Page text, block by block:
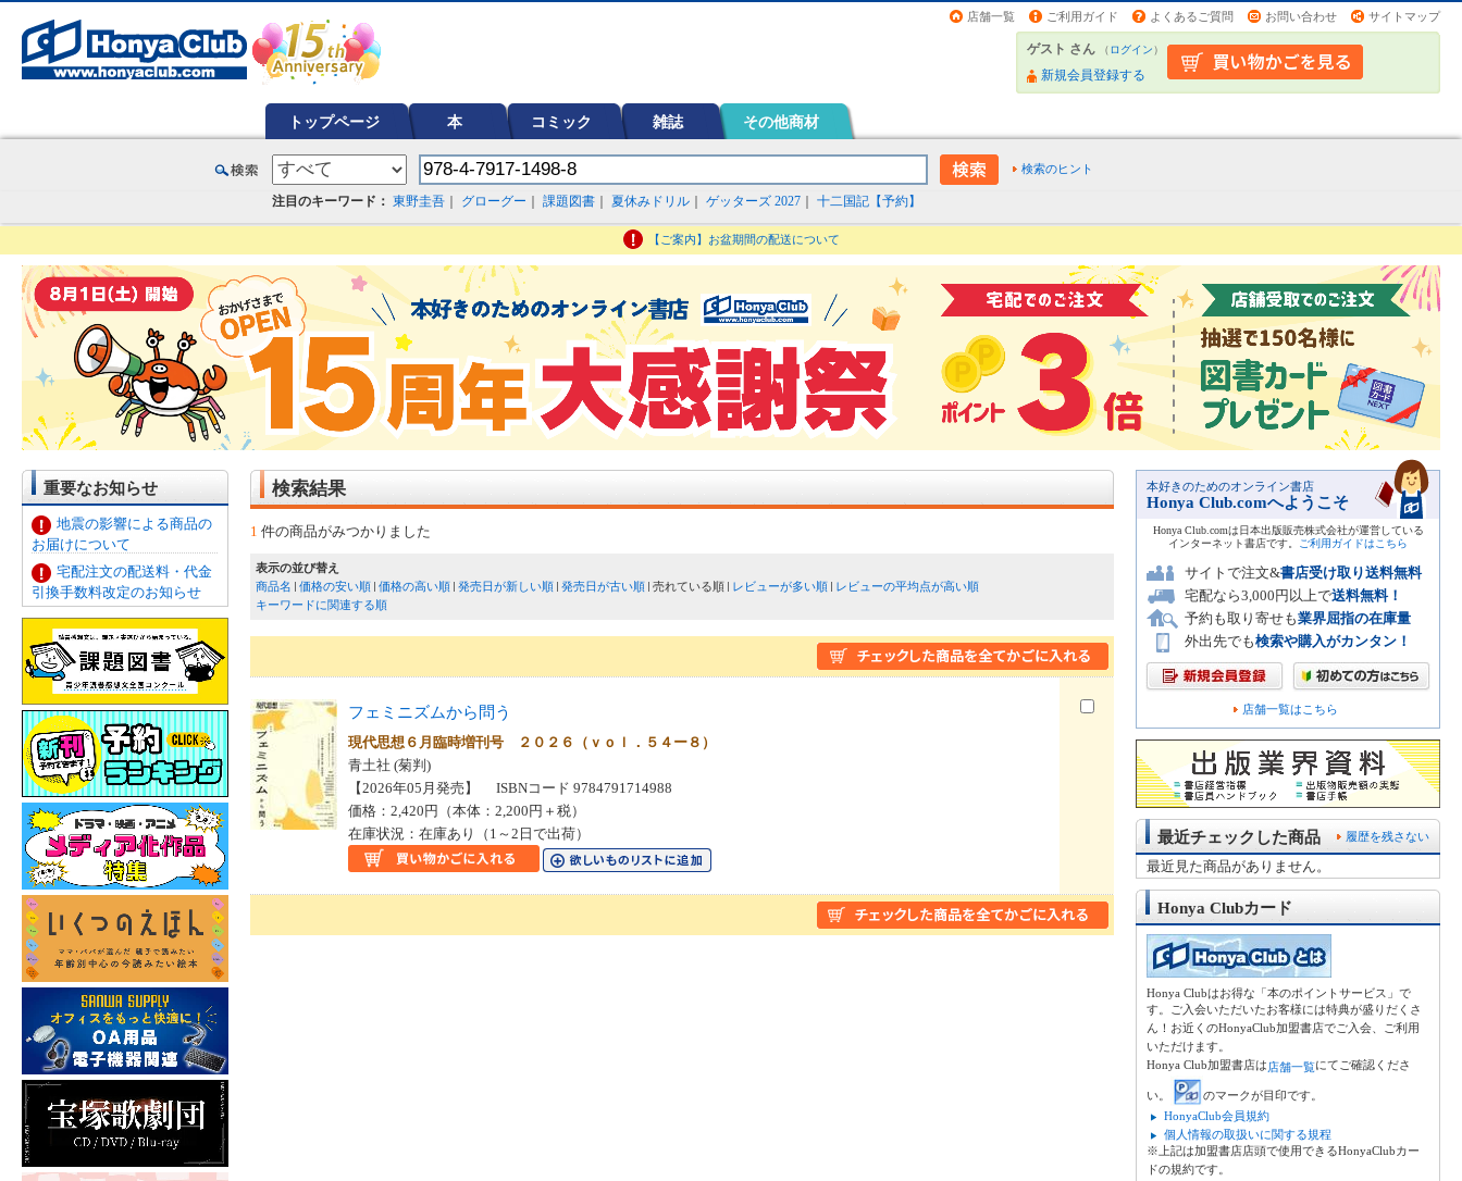
店舗一覧 ご利用ガイド よくあるご質問 お問い合わせ サイトマップ
ゲスト さん （ログイン）
新規会員登録する
トップページ 本 コミック 雑誌 その他商材
検索のヒント
注目のキーワード： 東野圭吾 グローグー 課題図書 夏休みドリル ゲッターズ 2027 十二国記【予約】
【ご案内】お盆期間の配送について
重要なお知らせ
地震の影響による商品の
お届けについて
宅配注文の配送料・代金
引換手数料改定のお知らせ
検索結果
1 件の商品がみつかりました
表示の並び替え
商品名
価格の安い順 価格の高い順 発売日が新しい順 発売日が古い順 売れている順 レビューが多い順
レビューの平均点が高い順
キーワードに関連する順
フェミニズムから問う
現代思想６月臨時増刊号 ２０２６（ｖｏｌ．５４ー８）
青土社 (菊判)
【2026年05月発売】 ISBNコード 9784791714988
価格：2,420円（本体：2,200円＋税）
在庫状況：在庫あり（1～2日で出荷）
本好きのためのオンライン書店
Honya Club.comへようこそ
Honya Club.comは日本出版販売株式会社が運営している
インターネット書店です。
ご利用ガイドはこちら
サイトで注文&書店受け取り送料無料
宅配なら3,000円以上で送料無料！
予約も取り寄せも業界屈指の在庫量
外出先でも検索や購入がカンタン！
店舗一覧はこちら
履歴を残さない
最近チェックした商品
最近見た商品がありません。
Honya Clubカード
Honya Clubはお得な「本のポイントサービス」で
す。ご入会いただいたお客様には特典が盛りだくさ
ん！お近くのHonyaClub加盟書店でご入会、ご利用
いただけます。
Honya Club加盟書店は店舗一覧にてご確認くださ
い。
のマークが目印です。
HonyaClub会員規約
個人情報の取扱いに関する規程
※上記は加盟書店店頭で使用できるHonyaClubカー
ドの規約です。